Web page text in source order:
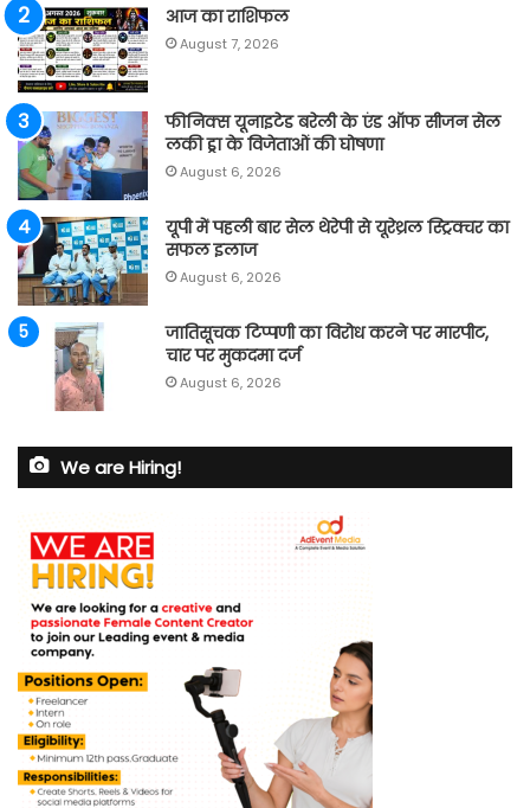
आज का राशिफल
August 7, 2026
फीनिक्स यूनाइटेड बरेली के एंड ऑफ सीजन सेल
लकी ड्रा के विजेताओं की घोषणा
August 6, 2026
यूपी में पहली बार सेल थेरेपी से यूरेथ्रल स्ट्रिक्चर का
सफल इलाज
August 6, 2026
जातिसूचक टिप्पणी का विरोध करने पर मारपीट,
चार पर मुकदमा दर्ज
August 6, 2026
We are Hiring!